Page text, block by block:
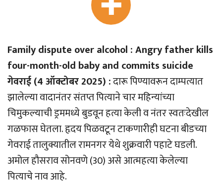
Family dispute over alcohol : Angry father kills
four-month-old baby and commits suicide
गेवराई (4 ऑक्टोबर 2025) :दारू पिण्यावरून दाम्पत्यात
झालेल्या वादानंतर संतप्त पित्याने चार महिन्यांच्या
चिमुकल्याची ड्रममध्ये बुडवून हत्या केली व नंतर स्वतःदेखील
गळफास घेतला. हृदय पिळवटून टाकणारीही घटना बीडच्या
गेवराई तालुक्यातील रामनगर येथे शुक्रवारी पहाटे घडली.
अमोल हौसराव सोनवणे (30) असे आत्महत्या केलेल्या
पित्याचे नाव आहे.